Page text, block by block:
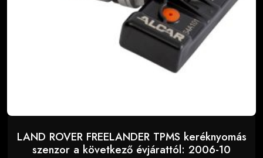
LAND ROVER FREELANDER TPMS keréknyomás
szenzor a következő évjárattól: 2006-10